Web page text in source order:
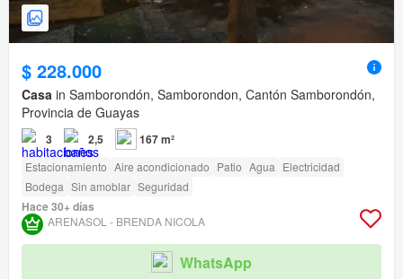
$ 228.000
Casa in Samborondón, Samborondon, Cantón Samborondón,
Provincia de Guayas
3 2,5 167 m²
Estacionamiento Aire acondicionado Patio Agua Electricidad
Bodega Sin amoblar Seguridad
Hace 30+ días
ARENASOL - BRENDA NICOLA
WhatsApp